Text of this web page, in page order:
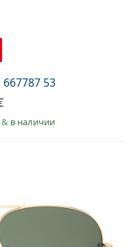
667787 53
& в наличии